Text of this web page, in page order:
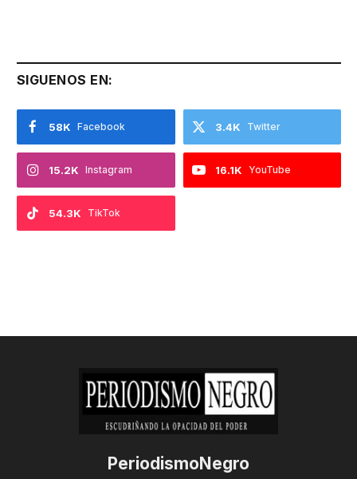
SIGUENOS EN:
Facebook
58K Twitter
3.4K
Instagram
15.2K YouTube
16.1K
TikTok
54.3K
PeriodismoNegro